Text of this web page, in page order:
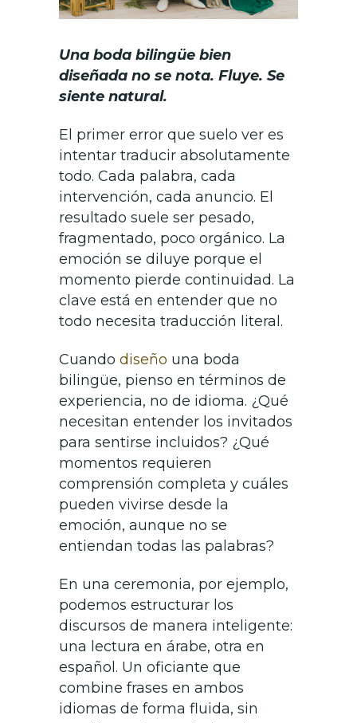
Una boda bilingüe bien
diseñada no se nota. Fluye. Se
siente natural.
El primer error que suelo ver es
intentar traducir absolutamente
todo. Cada palabra, cada
intervención, cada anuncio. El
resultado suele ser pesado,
fragmentado, poco orgánico. La
emoción se diluye porque el
momento pierde continuidad. La
clave está en entender que no
todo necesita traducción literal.
Cuando diseño una boda
bilingüe, pienso en términos de
experiencia, no de idioma. ¿Qué
necesitan entender los invitados
para sentirse incluidos? ¿Qué
momentos requieren
comprensión completa y cuáles
pueden vivirse desde la
emoción, aunque no se
entiendan todas las palabras?
En una ceremonia, por ejemplo,
podemos estructurar los
discursos de manera inteligente:
una lectura en árabe, otra en
español. Un oficiante que
combine frases en ambos
idiomas de forma fluida, sin